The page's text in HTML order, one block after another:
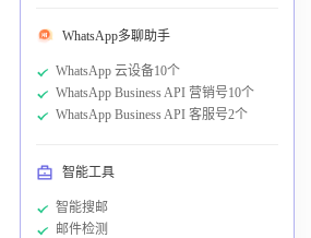
WhatsApp多聊助手
WhatsApp 云设备10个
WhatsApp Business API 营销号10个
WhatsApp Business API 客服号2个
智能工具
智能搜邮
邮件检测